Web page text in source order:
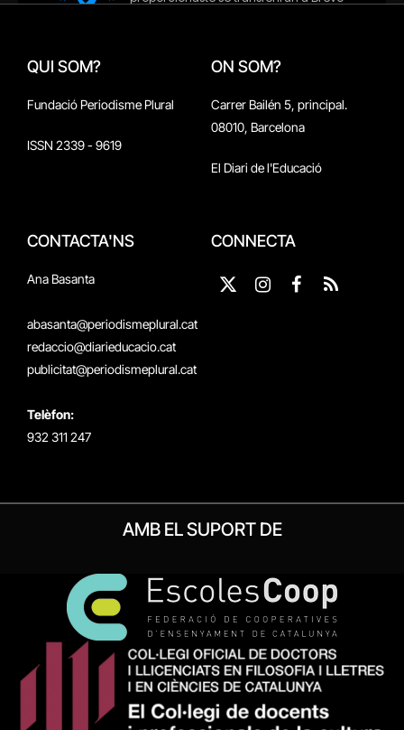
QUI SOM?
Fundació Periodisme Plural
ISSN 2339 - 9619
ON SOM?
Carrer Bailén 5, principal.
08010, Barcelona
El Diari de l'Educació
CONTACTA'NS
Ana Basanta
abasanta@periodismeplural.cat
redaccio@diarieducacio.cat
publicitat@periodismeplural.cat
Telèfon:
932 311 247
CONNECTA
X
Instagram
Facebook
RSS
AMB EL SUPORT DE